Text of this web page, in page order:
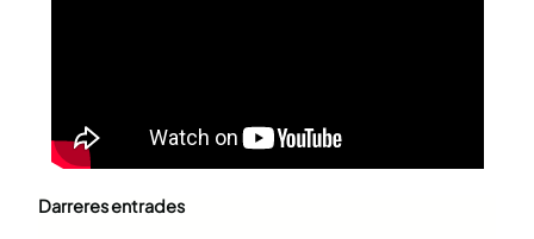
Darreres entrades